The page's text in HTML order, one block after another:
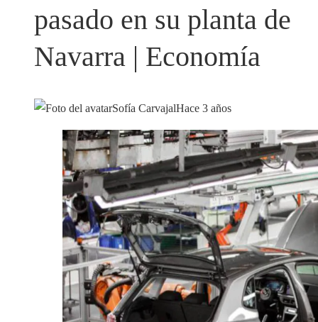
pasado en su planta de
Navarra | Economía
Sofía CarvajalHace 3 años